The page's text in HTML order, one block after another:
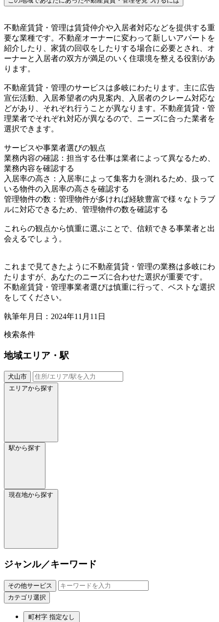
不動産賃貸・管理は賃貸仲介や入居者対応などを提供する重
要な業種です。不動産オーナーに変わって新しいアパートを
紹介したり、家賃の回収をしたりする場合に必要とされ、オ
ーナーと入居者の双方が満足のいく住環境を整える役割があ
ります。
不動産賃貸・管理のサービスは多岐にわたります。主に広告
宣伝活動、入居希望者の内見案内、入居者のクレーム対応な
どがあり、それぞれ行うことが異なります。不動産賃貸・管
理業者でそれぞれ対応が異なるので、ニーズに合った業者を
選択できます。
サービスや事業者選びの観点
業務内容の確認：担当する仕事は業者によって異なるため、
業務内容を確認する
入居率の高さ：入居率によって集客力を測れるため、扱って
いる物件の入居率の高さを確認する
管理物件の数：管理物件が多ければ経験豊富で様々なトラブ
ルに対応できるため、管理物件の数を確認する
これらの観点から慎重に選ぶことで、信頼できる事業者と出
会えるでしょう。
これまで見てきたように不動産賃貸・管理の業務は多岐にわ
たりますが、あなたのニーズに合わせた選択が重要です。
不動産賃貸・管理事業者選びは慎重に行って、ベストな選択
をしてください。
執筆年月日：2024年11月11日
検索条件
地域エリア・駅
犬山市
エリアから探す
駅から探す
現在地から探す
ジャンル／キーワード
その他サービス
カテゴリ選択
町村字 指定なし